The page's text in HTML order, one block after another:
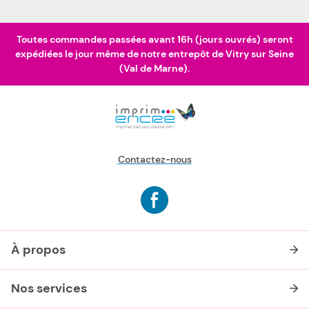
Toutes commandes passées avant 16h (jours ouvrés) seront
expédiées le jour même de notre entrepôt de Vitry sur Seine
(Val de Marne).
Contactez-nous
À propos
Nos services